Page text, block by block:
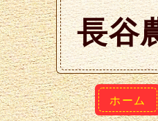
長谷
ホーム